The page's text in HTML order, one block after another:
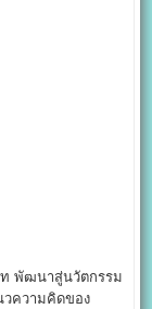
พัฒนาสู่นวัตกรรม
วความคิดของ